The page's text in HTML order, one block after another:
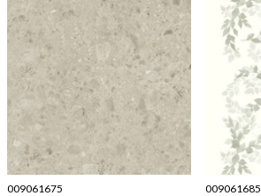
009061675 009061685